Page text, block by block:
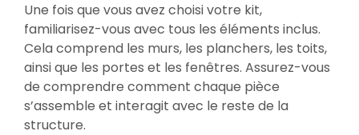
Une fois que vous avez choisi votre kit,
familiarisez-vous avec tous les éléments inclus.
Cela comprend les murs, les planchers, les toits,
ainsi que les portes et les fenêtres. Assurez-vous
de comprendre comment chaque pièce
s’assemble et interagit avec le reste de la
structure.